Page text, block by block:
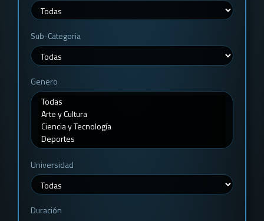
Sub-Categoria
Genero
Universidad
Duración